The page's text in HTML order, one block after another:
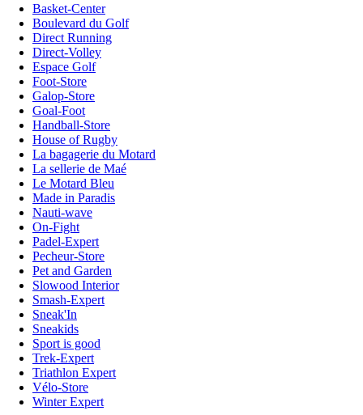
Basket-Center
Boulevard du Golf
Direct Running
Direct-Volley
Espace Golf
Foot-Store
Galop-Store
Goal-Foot
Handball-Store
House of Rugby
La bagagerie du Motard
La sellerie de Maé
Le Motard Bleu
Made in Paradis
Nauti-wave
On-Fight
Padel-Expert
Pecheur-Store
Pet and Garden
Slowood Interior
Smash-Expert
Sneak'In
Sneakids
Sport is good
Trek-Expert
Triathlon Expert
Vélo-Store
Winter Expert